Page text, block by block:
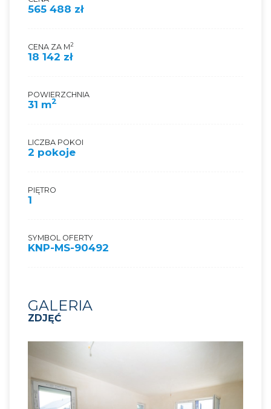
565 488 zł
CENA ZA M2
18 142 zł
POWIERZCHNIA
31 m2
LICZBA POKOI
2 pokoje
PIĘTRO
1
SYMBOL OFERTY
KNP-MS-90492
GALERIA
ZDJĘĆ